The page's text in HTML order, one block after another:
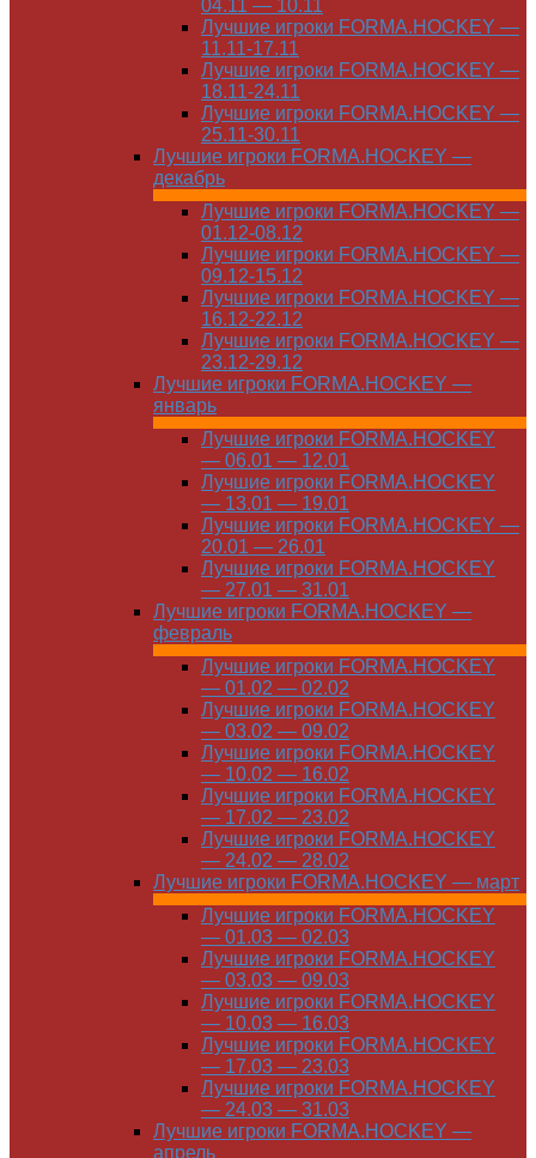
04.11 — 10.11
Лучшие игроки FORMA.HOCKEY —
11.11-17.11
Лучшие игроки FORMA.HOCKEY —
18.11-24.11
Лучшие игроки FORMA.HOCKEY —
25.11-30.11
Лучшие игроки FORMA.HOCKEY —
декабрь
Лучшие игроки FORMA.HOCKEY —
01.12-08.12
Лучшие игроки FORMA.HOCKEY —
09.12-15.12
Лучшие игроки FORMA.HOCKEY —
16.12-22.12
Лучшие игроки FORMA.HOCKEY —
23.12-29.12
Лучшие игроки FORMA.HOCKEY —
январь
Лучшие игроки FORMA.HOCKEY
— 06.01 — 12.01
Лучшие игроки FORMA.HOCKEY
— 13.01 — 19.01
Лучшие игроки FORMA.HOCKEY —
20.01 — 26.01
Лучшие игроки FORMA.HOCKEY
— 27.01 — 31.01
Лучшие игроки FORMA.HOCKEY —
февраль
Лучшие игроки FORMA.HOCKEY
— 01.02 — 02.02
Лучшие игроки FORMA.HOCKEY
— 03.02 — 09.02
Лучшие игроки FORMA.HOCKEY
— 10.02 — 16.02
Лучшие игроки FORMA.HOCKEY
— 17.02 — 23.02
Лучшие игроки FORMA.HOCKEY
— 24.02 — 28.02
Лучшие игроки FORMA.HOCKEY — март
Лучшие игроки FORMA.HOCKEY
— 01.03 — 02.03
Лучшие игроки FORMA.HOCKEY
— 03.03 — 09.03
Лучшие игроки FORMA.HOCKEY
— 10.03 — 16.03
Лучшие игроки FORMA.HOCKEY
— 17.03 — 23.03
Лучшие игроки FORMA.HOCKEY
— 24.03 — 31.03
Лучшие игроки FORMA.HOCKEY —
апрель